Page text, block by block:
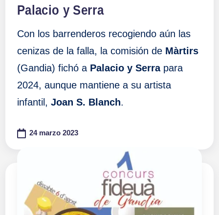
Palacio y Serra
Con los barrenderos recogiendo aún las
cenizas de la falla, la comisión de Màrtirs
(Gandia) fichó a Palacio y Serrapara
2024, aunque mantiene a su artista
infantil, Joan S. Blanch.
24 marzo 2023